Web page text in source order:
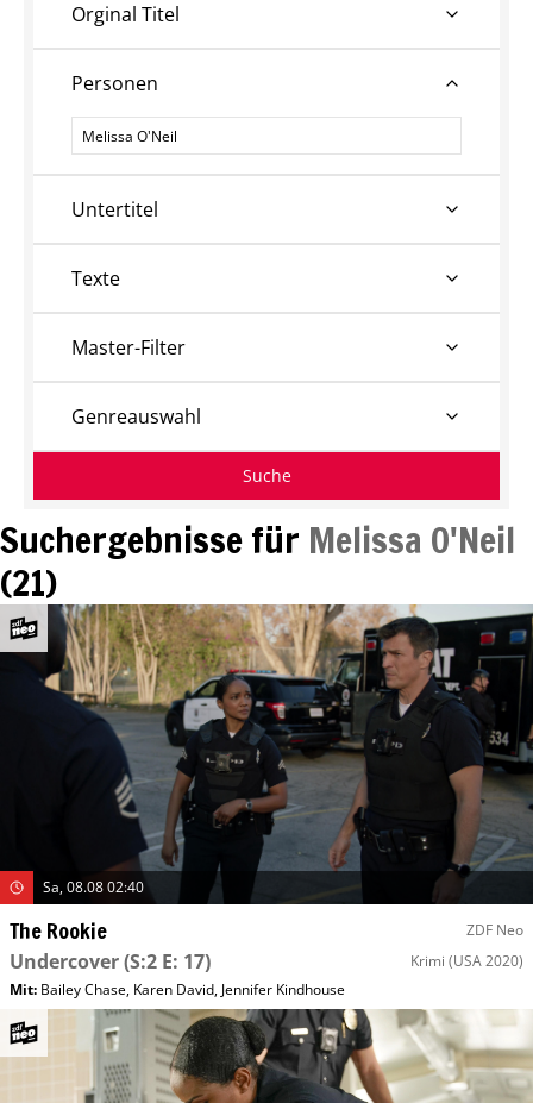
Suchergebnisse für Melissa O'Neil
(21)
Sa, 08.08 02:40
The Rookie ZDF Neo
Undercover(S:2 E: 17) Krimi (USA 2020)
Mit: Bailey Chase, Karen David, Jennifer Kindhouse
Orginal Titel
Personen
Personen
Untertitel
Texte
Master-Filter
Genreauswahl
Suche